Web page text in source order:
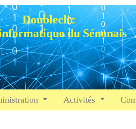
Doubleclic
du Sénonais
Activités